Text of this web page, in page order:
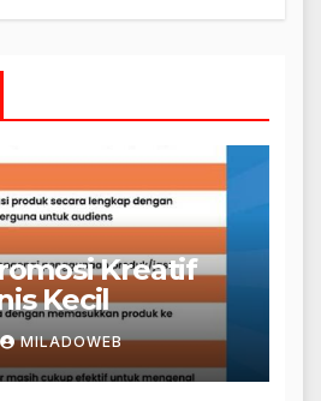
Kreatif
Kecil
MILADOWEB